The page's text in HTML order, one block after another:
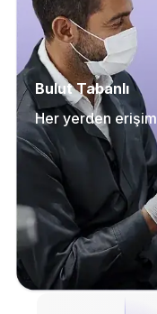
Bulut Tabanlı
Her yerden erişim